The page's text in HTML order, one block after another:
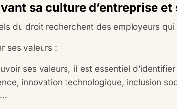
sa culture d’entreprise
du droit recherchent des employeurs
ses valeurs :
ses valeurs, il est essentiel
innovation technologique, inclusion